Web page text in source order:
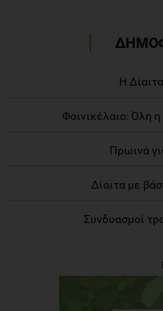
Η
Φοινικέλαιο: Όλη
Πρωινά
Δίαιτα με
Συνδυασμοί